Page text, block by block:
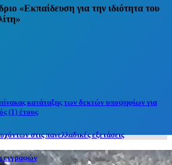
«Εκπαίδευση για την ιδιότητα του
κατάταξης των δεκτών υποψηφίων για
(1) έτους
στις πανελλαδικές εξετάσεις
εγγραφών